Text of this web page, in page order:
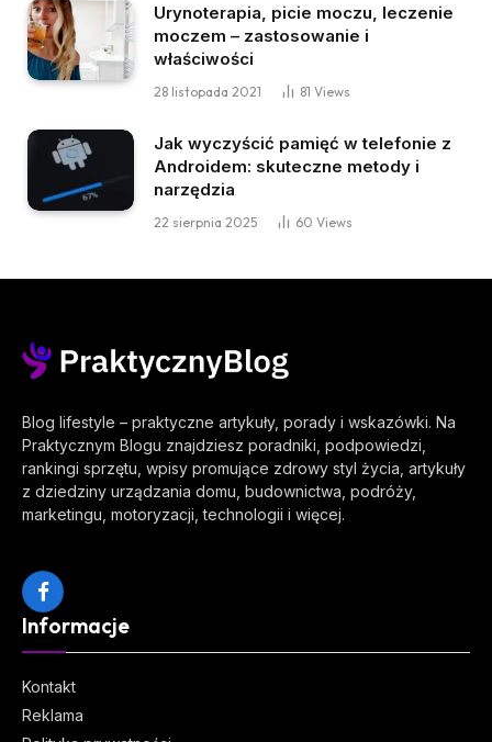
Urynoterapia, picie moczu, leczenie
moczem – zastosowanie i
właściwości
28 listopada 2021 81 Views
Jak wyczyścić pamięć w telefonie z
Androidem: skuteczne metody i
narzędzia
22 sierpnia 2025 60 Views
Blog lifestyle – praktyczne artykuły, porady i wskazówki. Na
Praktycznym Blogu znajdziesz poradniki, podpowiedzi,
rankingi sprzętu, wpisy promujące zdrowy styl życia, artykuły
z dziedziny urządzania domu, budownictwa, podróży,
marketingu, motoryzacji, technologii i więcej.
Facebook
Informacje
Kontakt
Reklama